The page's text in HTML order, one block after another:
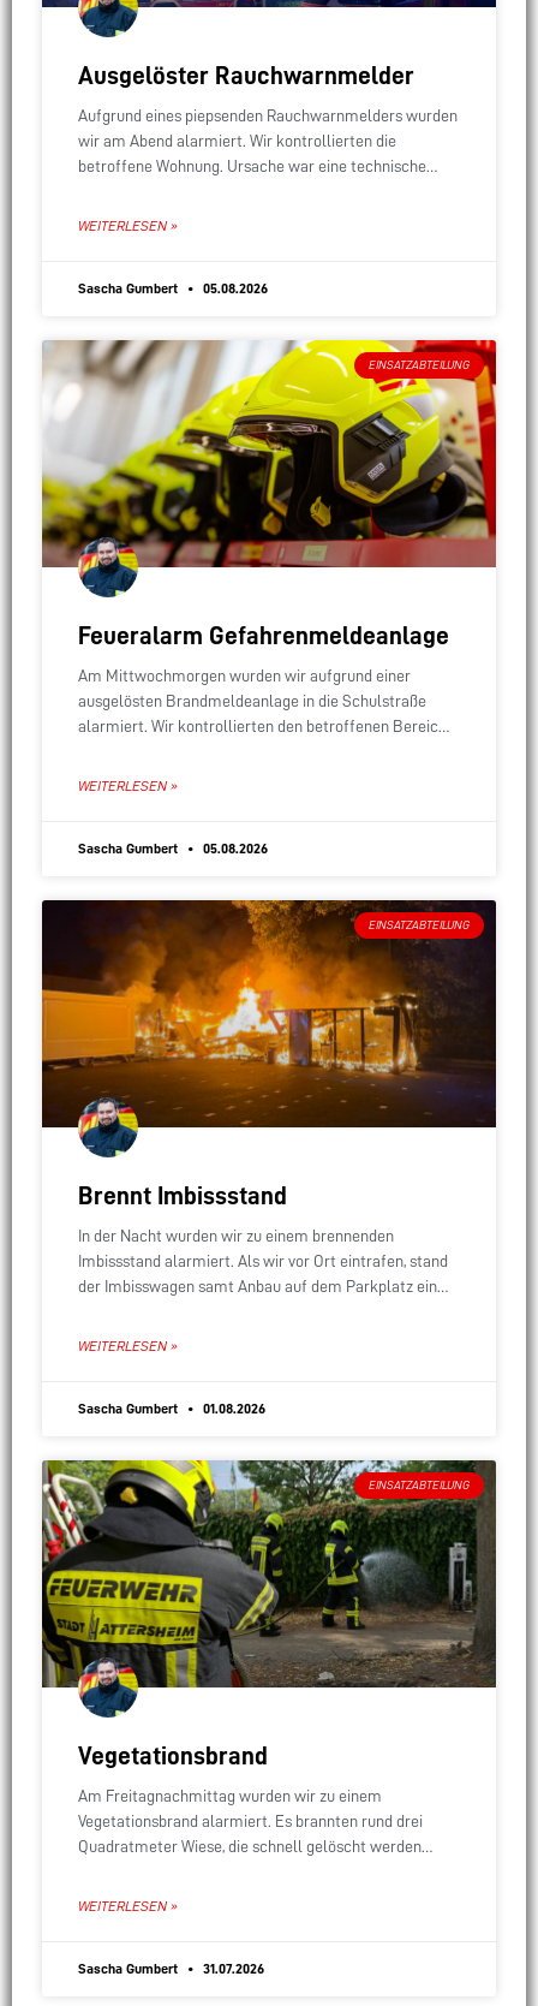
Ausgelöster Rauchwarnmelder
Aufgrund eines piepsenden Rauchwarnmelders wurden
wir am Abend alarmiert. Wir kontrollierten die
betroffene Wohnung. Ursache war eine technische
WEITERLESEN »
Sascha Gumbert 05.08.2026
EINSATZABTEILUNG
Feueralarm Gefahrenmeldeanlage
Am Mittwochmorgen wurden wir aufgrund einer
ausgelösten Brandmeldeanlage in die Schulstraße
alarmiert. Wir kontrollierten den betroffenen Bereich
WEITERLESEN »
Sascha Gumbert 05.08.2026
EINSATZABTEILUNG
Brennt Imbissstand
In der Nacht wurden wir zu einem brennenden
Imbissstand alarmiert. Als wir vor Ort eintrafen, stand
der Imbisswagen samt Anbau auf dem Parkplatz eines
WEITERLESEN »
Sascha Gumbert 01.08.2026
EINSATZABTEILUNG
Vegetationsbrand
Am Freitagnachmittag wurden wir zu einem
Vegetationsbrand alarmiert. Es brannten rund drei
Quadratmeter Wiese, die schnell gelöscht werden
WEITERLESEN »
Sascha Gumbert 31.07.2026